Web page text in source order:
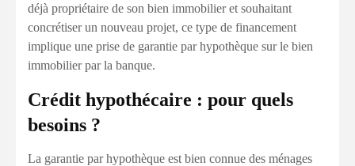
déjà propriétaire de son bien immobilier et souhaitant
concrétiser un nouveau projet, ce type de financement
implique une prise de garantie par hypothèque sur le bien
immobilier par la banque.
Crédit hypothécaire : pour quels
besoins ?
La garantie par hypothèque est bien connue des ménages